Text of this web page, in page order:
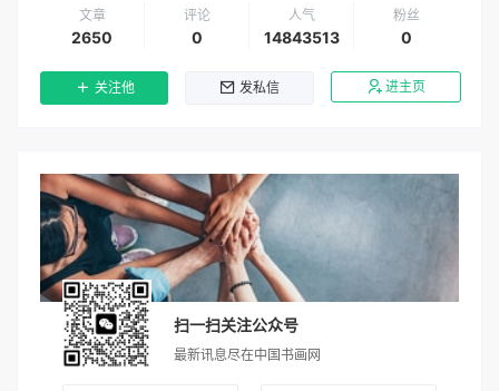
文章
2650
评论
0
人气
14843513
粉丝
0
关注他 发私信 进主页
扫一扫关注公众号
最新讯息尽在中国书画网